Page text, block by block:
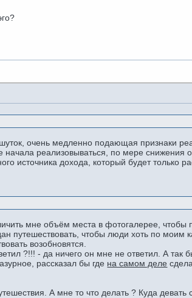
очень медленно подающая признаки
реализовываться, по мере снижения
источника дохода, который будет только
мне объём места в фотогалерее, чтобы
путешествовать, чтобы люди хоть по моим
возобновятся.
?!!! - да ничего он мне не ответил. А так
рассказал бы где на самом деле
А мне то что делать ? Куда